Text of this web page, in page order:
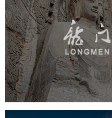
龙
旅游休闲 景区网站建